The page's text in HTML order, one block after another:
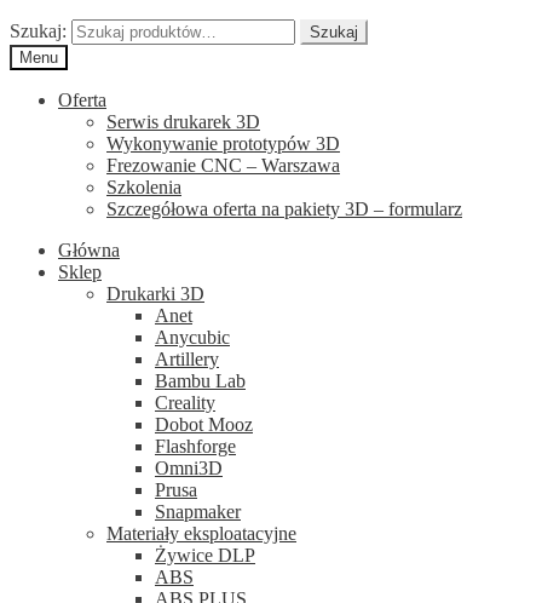
Szukaj:
Szukaj
Menu
Oferta
Serwis drukarek 3D
Wykonywanie prototypów 3D
Frezowanie CNC – Warszawa
Szkolenia
Szczegółowa oferta na pakiety 3D – formularz
Główna
Sklep
Drukarki 3D
Anet
Anycubic
Artillery
Bambu Lab
Creality
Dobot Mooz
Flashforge
Omni3D
Prusa
Snapmaker
Materiały eksploatacyjne
Żywice DLP
ABS
ABS PLUS